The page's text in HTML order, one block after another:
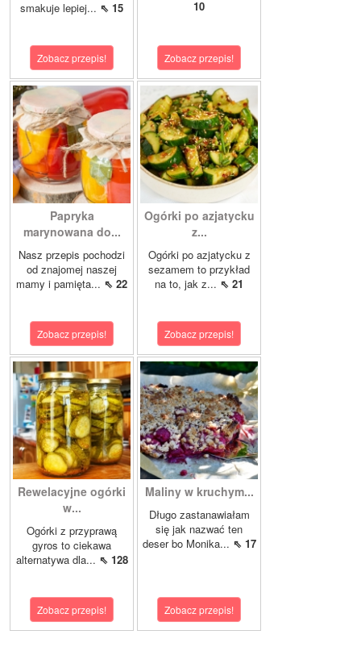
smakuje lepiej... ⇖ 15
Zobacz przepis!
10
Zobacz przepis!
Papryka
marynowana do...
Nasz przepis pochodzi
od znajomej naszej
mamy i pamięta... ⇖ 22
Zobacz przepis!
Ogórki po azjatycku
z...
Ogórki po azjatycku z
sezamem to przykład
na to, jak z... ⇖ 21
Zobacz przepis!
Rewelacyjne ogórki
w...
Ogórki z przyprawą
gyros to ciekawa
alternatywa dla... ⇖ 128
Zobacz przepis!
Maliny w kruchym...
Długo zastanawiałam
się jak nazwać ten
deser bo Monika... ⇖ 17
Zobacz przepis!